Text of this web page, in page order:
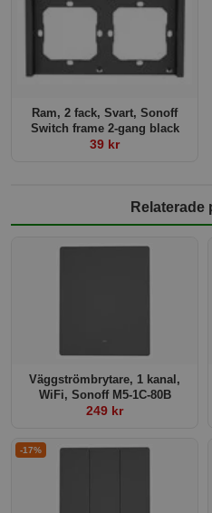
Ram, 2 fack, Svart, Sonoff
Switch frame 2-gang black
39 kr
Relaterade
Väggströmbrytare, 1 kanal,
WiFi, Sonoff M5-1C-80B
249 kr
-17%